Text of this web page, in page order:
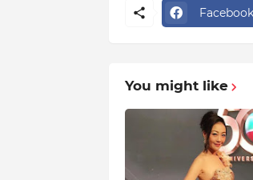
Facebook
You might like